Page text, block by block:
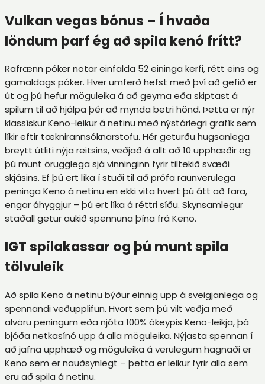
Vulkan vegas bónus – Í hvaða
löndum þarf ég að spila kenó frítt?
Rafrænn póker notar einfalda 52 eininga kerfi, rétt eins og
gamaldags póker. Hver umferð hefst með því að gefið er
út og þú hefur möguleika á að geyma eða skiptast á
spilum til að hjálpa þér að mynda betri hönd. Þetta er nýr
klassískur Keno-leikur á netinu með nýstárlegri grafík sem
líkir eftir tæknirannsóknarstofu. Hér geturðu hugsanlega
breytt útliti nýja reitsins, veðjað á allt að 10 upphæðir og
þú munt örugglega sjá vinninginn fyrir tiltekið svæði
skjásins. Ef þú ert líka í stuði til að prófa raunverulega
peninga Keno á netinu en ekki vita hvert þú átt að fara,
engar áhyggjur – þú ert líka á réttri síðu. Skynsamlegur
staðall getur aukið spennuna þína frá Keno.
IGT spilakassar og þú munt spila
tölvuleik
Að spila Keno á netinu býður einnig upp á sveigjanlega og
spennandi veðupplifun. Hvort sem þú vilt veðja með
alvöru peningum eða njóta 100% ókeypis Keno-leikja, þá
bjóða netkasínó upp á alla möguleika. Nýjasta spennan í
að jafna upphæð og möguleika á verulegum hagnaði er
Keno sem er nauðsynlegt – þetta er leikur fyrir alla sem
eru að spila á netinu.